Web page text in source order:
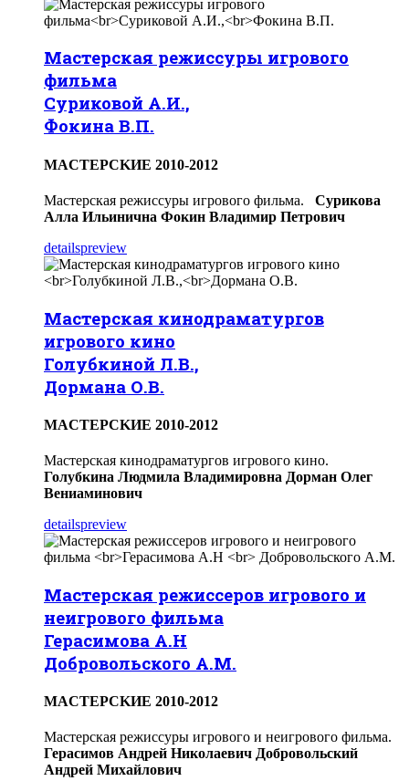
Мастерская режиссуры игрового
фильма
Суриковой А.И.,
Фокина В.П.
МACTEPCKИЕ 2010-2012
Мастерская режиссуры игрового фильма. Сурикова
Алла Ильинична Фокин Владимир Петрович
detailspreview
Мастерская кинодраматургов
игрового кино
Голубкиной Л.В.,
Дормана О.В.
МACTEPCKИЕ 2010-2012
Мастерская кинодраматургов игрового кино.
Голубкина Людмила Владимировна Дорман Олег
Вениаминович
detailspreview
Мастерская режиссеров игрового и
неигрового фильма
Герасимова А.Н
Добровольского А.М.
МACTEPCKИЕ 2010-2012
Мастерская режиссуры игрового и неигрового фильма.
Герасимов Андрей Николаевич Добровольский
Андрей Михайлович